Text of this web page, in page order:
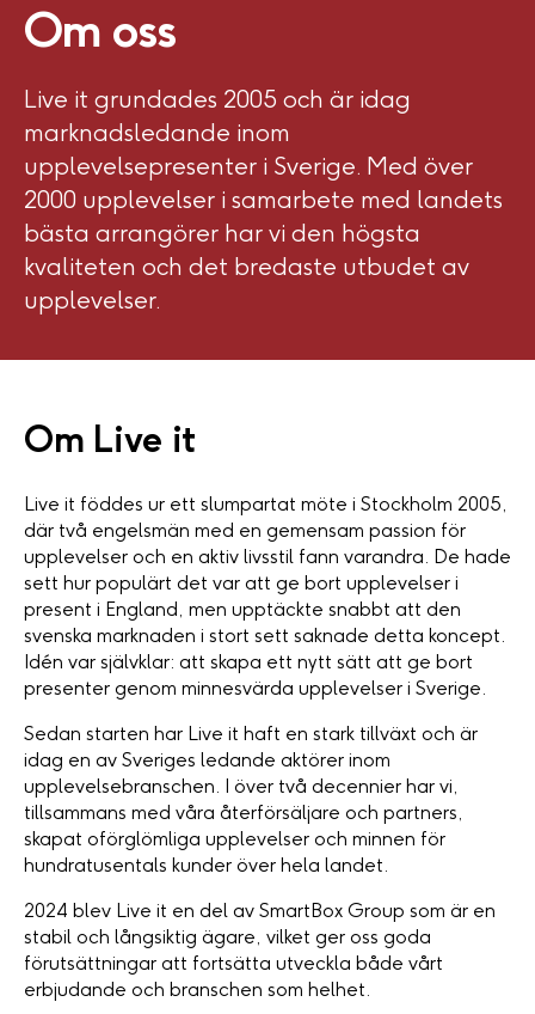
Om oss
Live it grundades 2005 och är idag
marknadsledande inom
upplevelsepresenter i Sverige. Med över
2000 upplevelser i samarbete med landets
bästa arrangörer har vi den högsta
kvaliteten och det bredaste utbudet av
upplevelser.
Om Live it
Live it föddes ur ett slumpartat möte i Stockholm 2005,
där två engelsmän med en gemensam passion för
upplevelser och en aktiv livsstil fann varandra. De hade
sett hur populärt det var att ge bort upplevelser i
present i England, men upptäckte snabbt att den
svenska marknaden i stort sett saknade detta koncept.
Idén var självklar: att skapa ett nytt sätt att ge bort
presenter genom minnesvärda upplevelser i Sverige.
Sedan starten har Live it haft en stark tillväxt och är
idag en av Sveriges ledande aktörer inom
upplevelsebranschen. I över två decennier har vi,
tillsammans med våra återförsäljare och partners,
skapat oförglömliga upplevelser och minnen för
hundratusentals kunder över hela landet.
2024 blev Live it en del av SmartBox Group som är en
stabil och långsiktig ägare, vilket ger oss goda
förutsättningar att fortsätta utveckla både vårt
erbjudande och branschen som helhet.